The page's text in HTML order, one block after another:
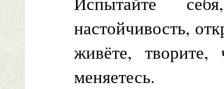
настойчивость,
живёте, творите,
меняетесь.